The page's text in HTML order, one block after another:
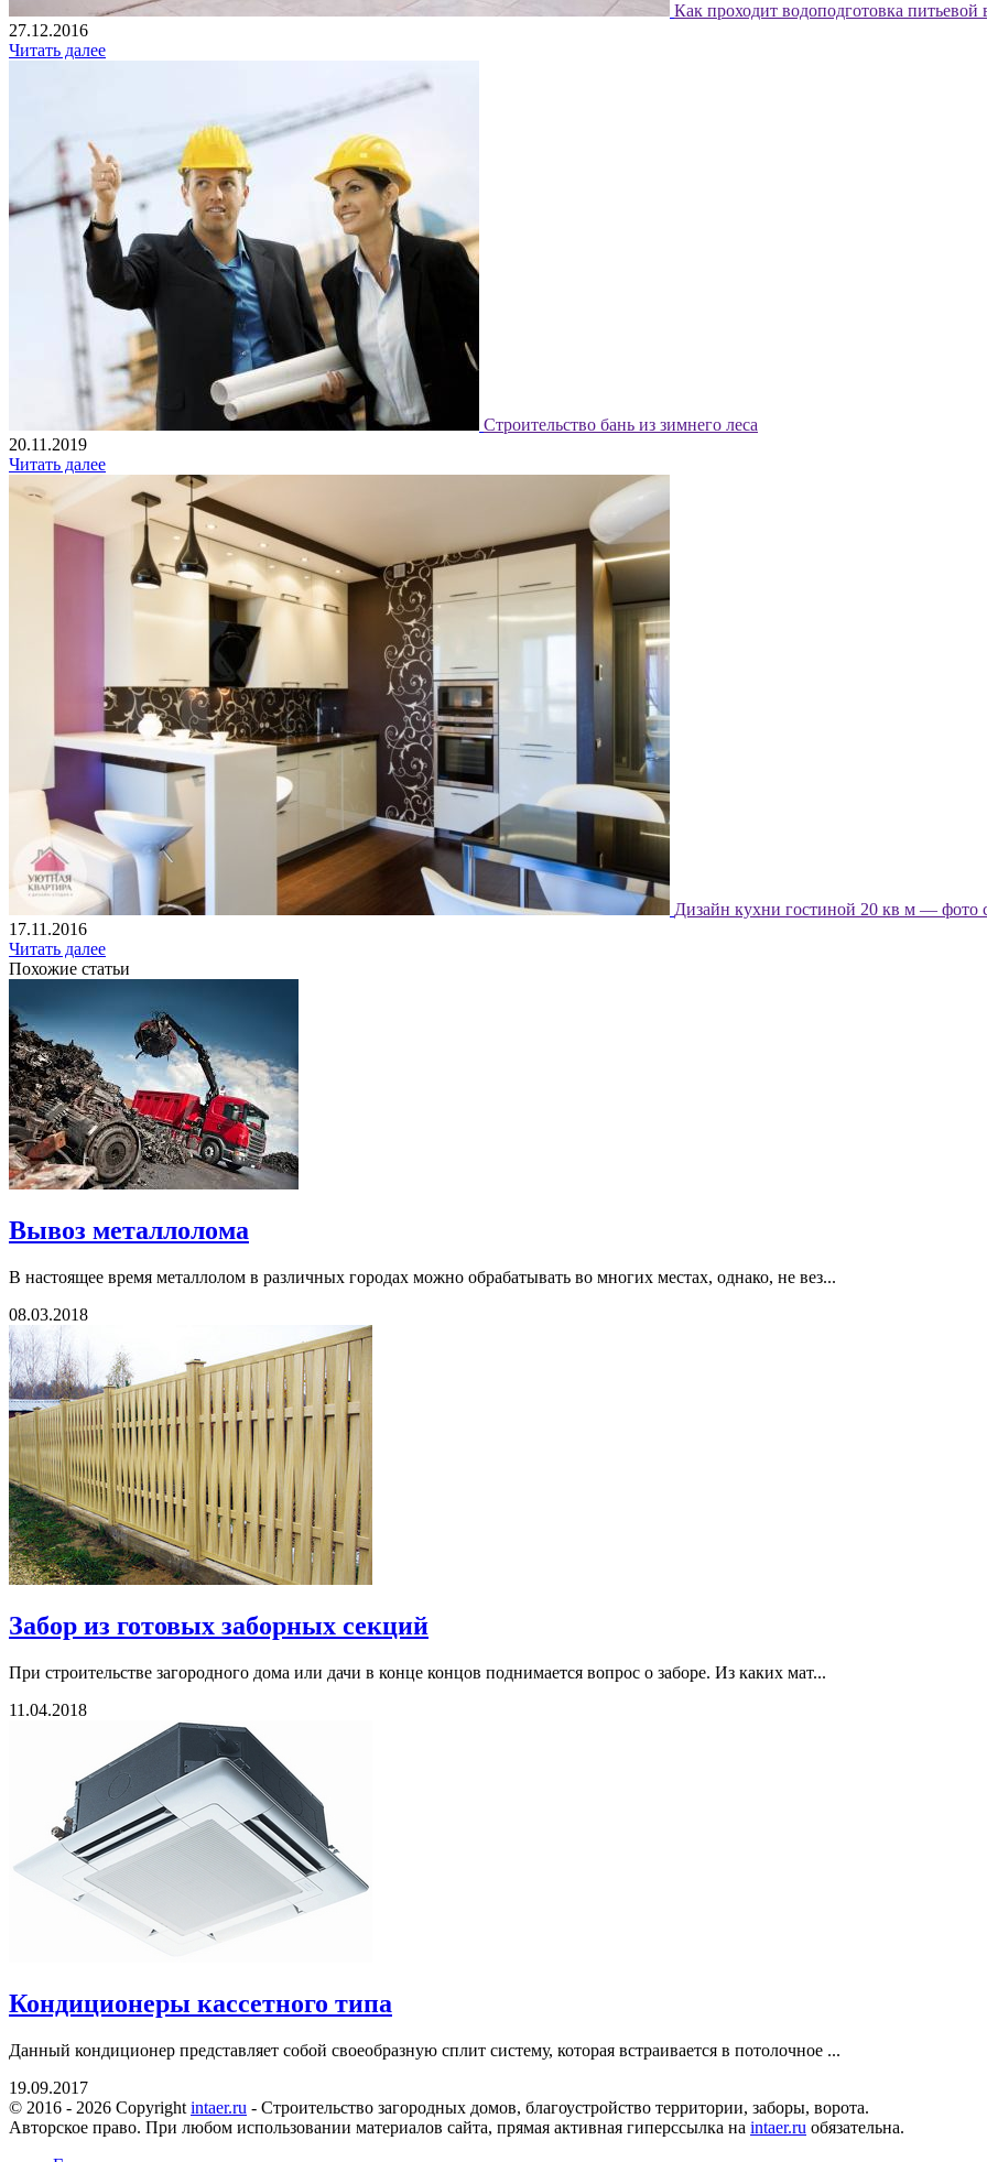
Как проходит водоподготовка питьевой
27.12.2016
Читать далее
Строительство бань из зимнего леса
20.11.2019
Читать далее
Дизайн кухни гостиной 20 кв м — фото
17.11.2016
Читать далее
Похожие статьи
Вывоз металлолома
В настоящее время металлолом в различных городах можно обрабатывать во многих местах, однако, не вез...
08.03.2018
Забор из готовых заборных секций
При строительстве загородного дома или дачи в конце концов поднимается вопрос о заборе. Из каких мат...
11.04.2018
Кондиционеры кассетного типа
Данный кондиционер представляет собой своеобразную сплит систему, которая встраивается в потолочное ...
19.09.2017
© 2016 - 2026 Copyright intaer.ru - Cтроительство загородных домов, благоустройство территории, заборы, ворота.
Авторское право. При любом использовании материалов сайта, прямая активная гиперссылка на intaer.ru обязательна.